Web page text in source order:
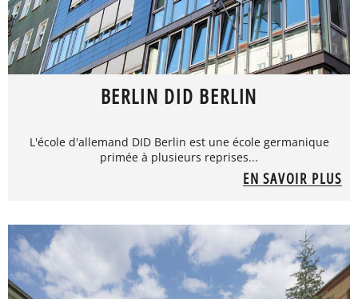
BERLIN DID BERLIN
L'école d'allemand DID Berlin est une école germanique
primée à plusieurs reprises...
EN SAVOIR PLUS